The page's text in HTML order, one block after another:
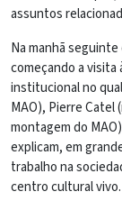
assuntos
Na manhã
começando a visita
institucional no
MAO), Pierre Catel
montagem do
explicam, em
trabalho na
centro cultural vivo.